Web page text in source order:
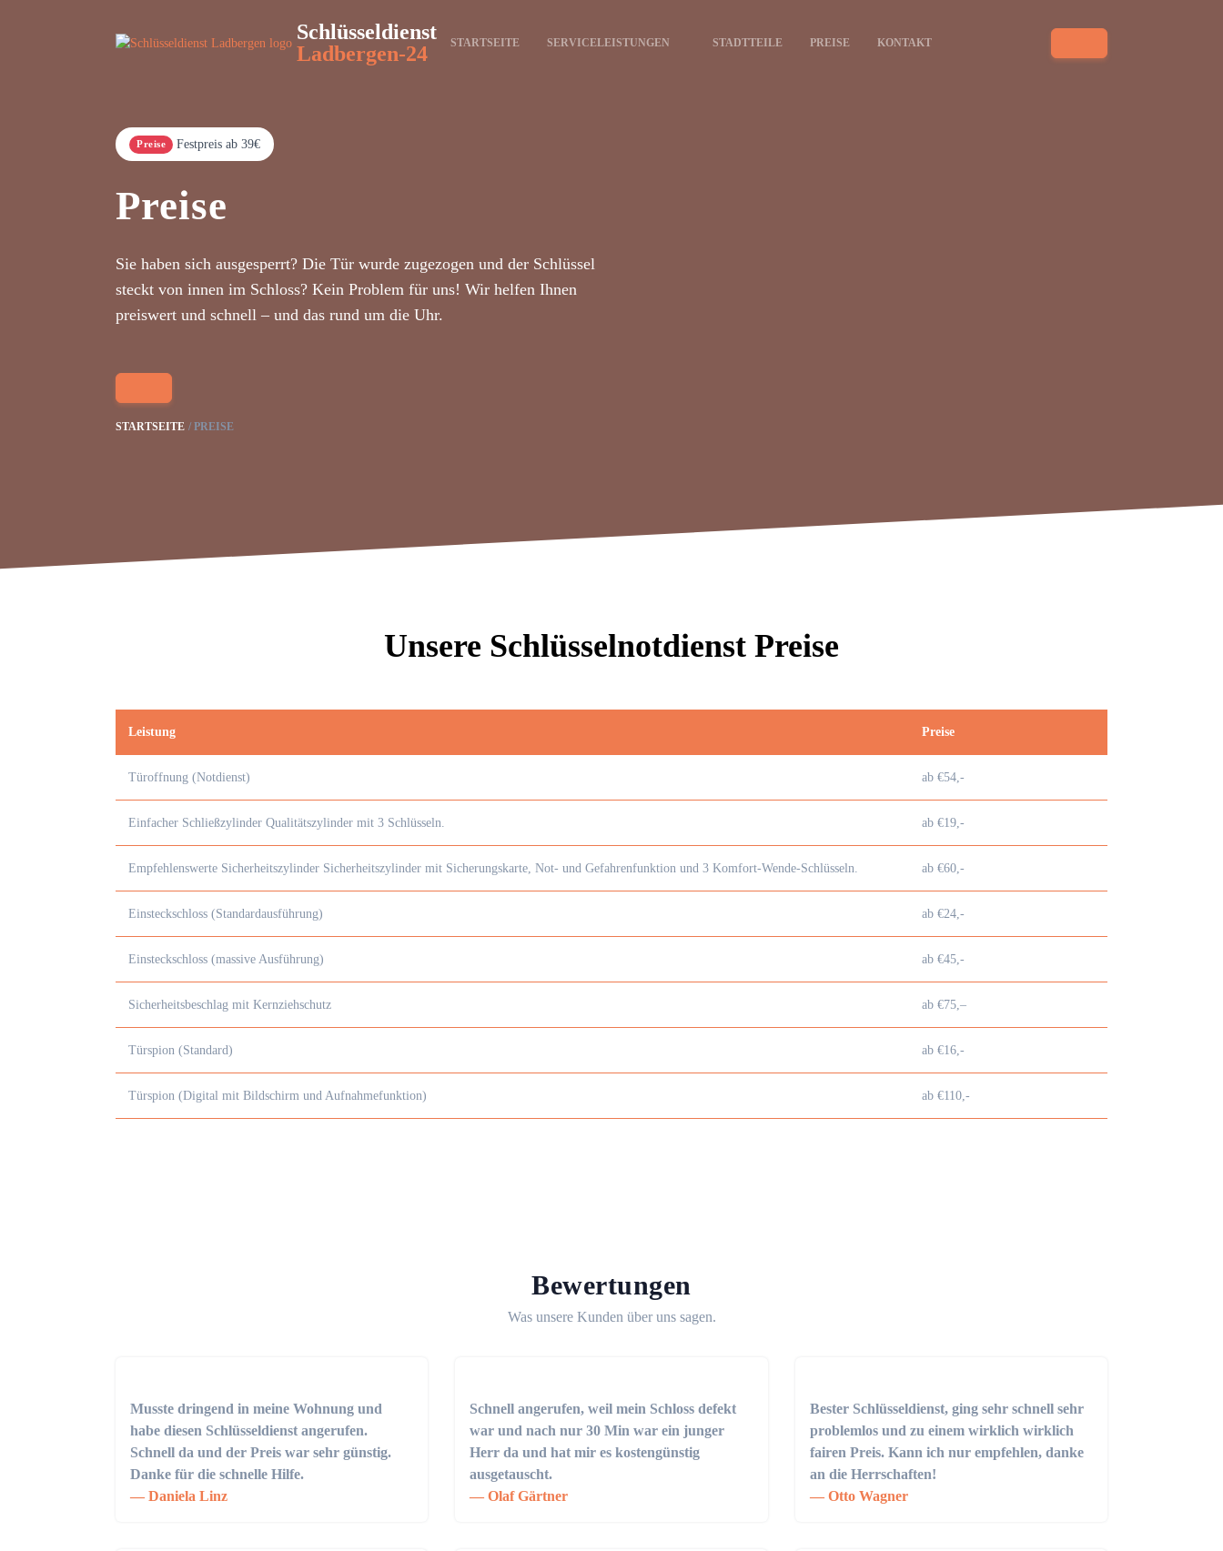
Schlüsseldienst
Ladbergen-24
STARTSEITE SERVICELEISTUNGEN STADTTEILE PREISE KONTAKT
Preise Festpreis ab 39€
Preise
Sie haben sich ausgesperrt? Die Tür wurde zugezogen und der Schlüssel
steckt von innen im Schloss? Kein Problem für uns! Wir helfen Ihnen
preiswert und schnell – und das rund um die Uhr.
STARTSEITE PREISE
Unsere Schlüsselnotdienst Preise
Leistung Preise
Türoffnung (Notdienst) ab €54,-
Einfacher Schließzylinder Qualitätszylinder mit 3 Schlüsseln. ab €19,-
Empfehlenswerte Sicherheitszylinder Sicherheitszylinder mit Sicherungskarte, Not- und Gefahrenfunktion und 3 Komfort-Wende-Schlüsseln. ab €60,-
Einsteckschloss (Standardausführung) ab €24,-
Einsteckschloss (massive Ausführung) ab €45,-
Sicherheitsbeschlag mit Kernziehschutz ab €75,–
Türspion (Standard) ab €16,-
Türspion (Digital mit Bildschirm und Aufnahmefunktion) ab €110,-
Bewertungen
Was unsere Kunden über uns sagen.
Musste dringend in meine Wohnung und
habe diesen Schlüsseldienst angerufen.
Schnell da und der Preis war sehr günstig.
Danke für die schnelle Hilfe.
Daniela Linz
Schnell angerufen, weil mein Schloss defekt
war und nach nur 30 Min war ein junger
Herr da und hat mir es kostengünstig
ausgetauscht.
Olaf Gärtner
Bester Schlüsseldienst, ging sehr schnell sehr
problemlos und zu einem wirklich wirklich
fairen Preis. Kann ich nur empfehlen, danke
an die Herrschaften!
Otto Wagner